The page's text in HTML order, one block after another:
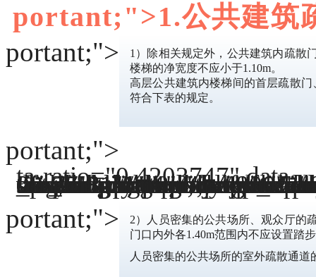
portant;">1.公共建筑
portant;">
1）除相关规定外，公共建筑内疏散
楼梯的净宽度不应小于1.10m。
高层公共建筑内楼梯间的首层疏散
符合下表的规定。
portant;">
ta-ratio="0.4203747" data-
src="https://mmbiz.qpic.cn/mmbiz_png/ZhMA8XVOeiciafv4b223RKdACeuTyhTdictO7ic2ibyK4JibYe62mclmkoZRMBcBRw5wYh0pTqbCicV5eCqDbR5hAOGhw/640?wx_fmt=png" data-
ta-index="1" da
ta-origin-display="" _width="100%" crossorigin="anonymous" alt="微信图片_20221013102052" src="http://www.cccfmc.com/skin/default/image/lazy.gif" class="lazy" original=""http://www.cccfmc.com/file/upload/202210/13/10-00-27-81-1.png"" _fcksavedurl="http://www.cccfmc.com/file/upload/202210/13/10-00-27-81-1.png" da
ta-fail="0" style="margin: 0px; padding: 0px; outline: 0px; max-width: 100%; box-sizing: border-box; vertical-align: middle; display: initial; overflow-wrap: break-word !important; height:
portant; visibility: visible !important;" width="800"
portant;">
2）人员密集的公共场所、观众厅的
门口内外各1.40m范围内不应设置踏
人员密集的公共场所的室外疏散通